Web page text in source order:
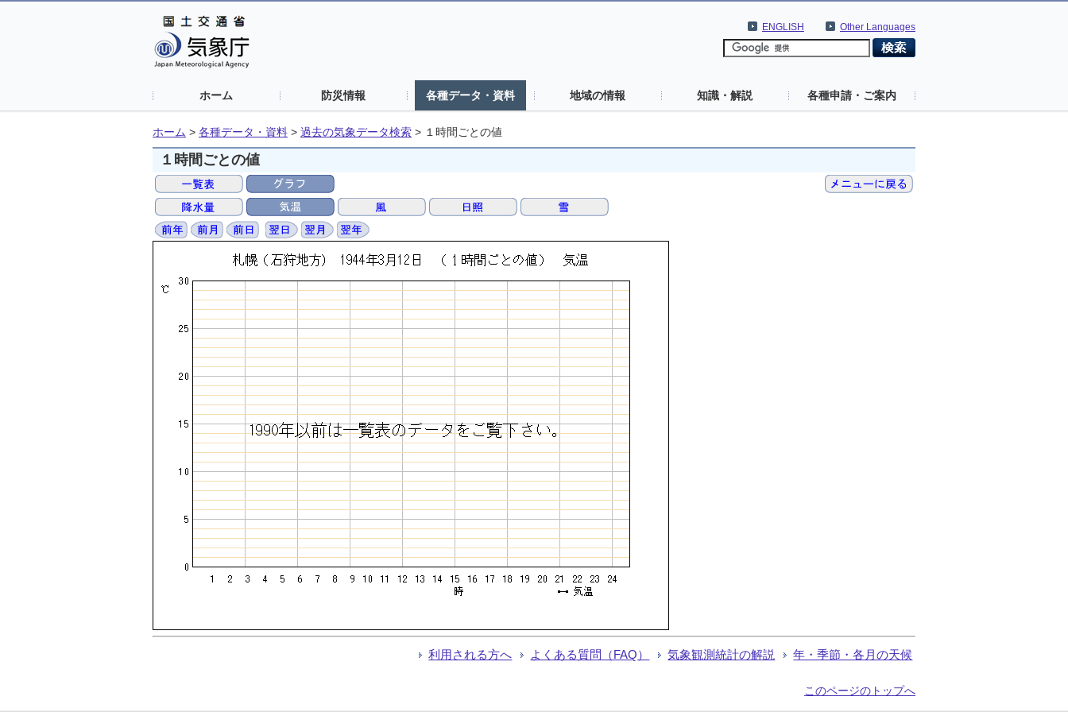
Other Languages
ENGLISH
ホーム 防災情報 各種データ・資料 地域の情報 知識・解説 各種申請・ご案内
ホーム > 各種データ・資料 > 過去の気象データ検索 > １時間ごとの値
１時間ごとの値
利用される方へ よくある質問（FAQ） 気象観測統計の解説 年・季節・各月の天候
このページのトップへ